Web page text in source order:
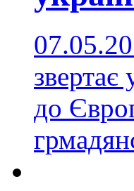
звертає
до